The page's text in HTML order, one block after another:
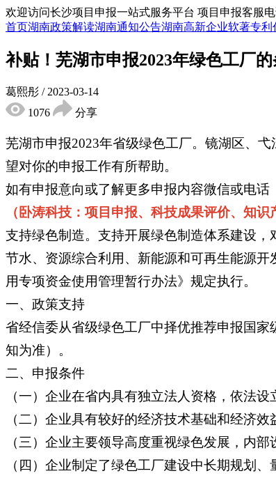
欢迎访问长沙项目申报一站式服务平台 项目申报客服电
首页湖南政策解读湖南通知公告湖南高新企业软著专利
补贴！芜湖市申报2023年绿色工厂
葛熙彤 / 2023-03-14
1076
分享
芜湖市申报2023年省级绿色工厂。镜湖区、
望对你的申报工作有所帮助。
如有申报意向或了解更多申报内容微信或电话
（卧涛科技：项目申报、科技成果评价、知
支持绿色制造。支持开展绿色制造体系建设
节水、资源综合利用、新能源和可再生能源
用专项资金使用管理暂行办法》规定执行。
一、政策支持
省经信委从省级绿色工厂中择优推荐申报国
知为准）。
二、申报条件
（一）企业在省内具有独立法人资格，依法
（二）企业具有较好的经济技术基础和经济
（三）企业主要领导高度重视绿色发展，内
（四）企业制定了绿色工厂建设中长期规划